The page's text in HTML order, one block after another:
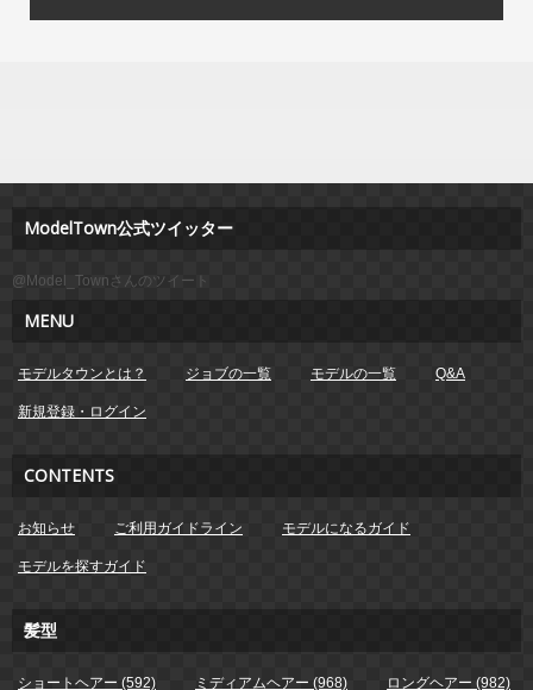
ModelTown公式ツイッター
@Model_Townさんのツイート
MENU
モデルタウンとは？ ジョブの一覧 モデルの一覧 Q&A
新規登録・ログイン
CONTENTS
お知らせ ご利用ガイドライン モデルになるガイド
モデルを探すガイド
髪型
ショートヘアー (592) ミディアムヘアー (968) ロングヘアー (982)